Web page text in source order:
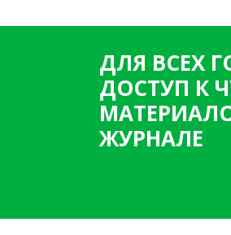
ДЛЯ ВСЕХ
ДОСТУП К
ЖУРНАЛЕ